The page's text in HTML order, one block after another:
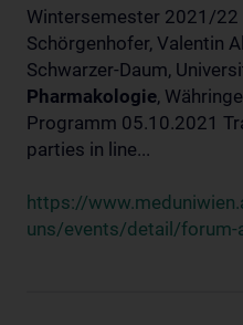
Wintersemester 2021/22
Schörgenhofer, Valentin
Schwarzer-Daum,
Pharmakologie,
Programm 05.10.2021
parties in line...
https://
uns/events/detail/